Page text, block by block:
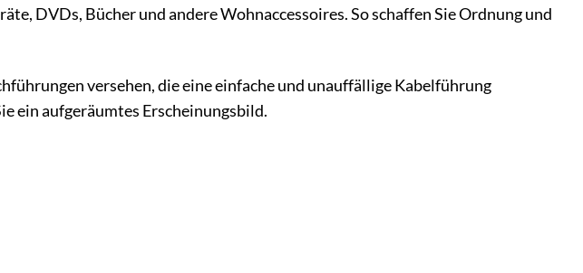
DVDs, Bücher und andere Wohnaccessoires. So schaffen Sie Ordnung und
versehen, die eine einfache und unauffällige Kabelführung
ein aufgeräumtes Erscheinungsbild.